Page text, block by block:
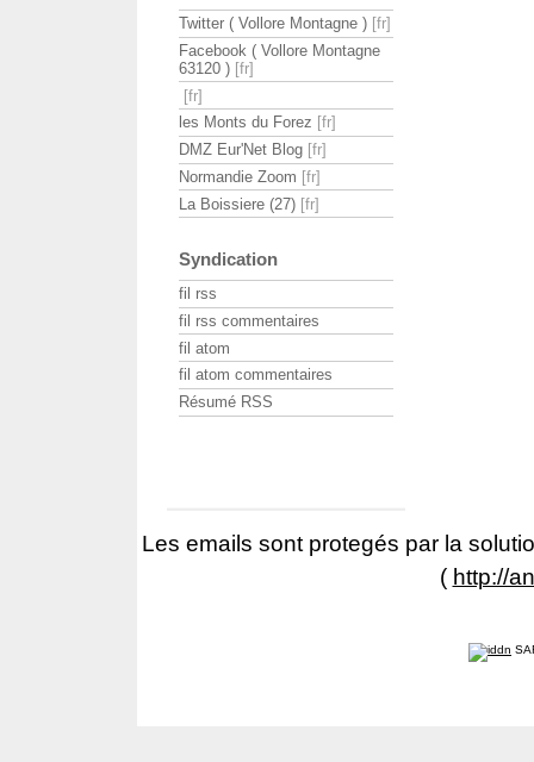
Twitter ( Vollore Montagne )
Facebook ( Vollore Montagne
63120 )
les Monts du Forez
DMZ Eur'Net Blog
Normandie Zoom
La Boissiere (27)
Syndication
fil rss
fil rss commentaires
fil atom
fil atom commentaires
Résumé RSS
Les emails sont protegés par la
( http://